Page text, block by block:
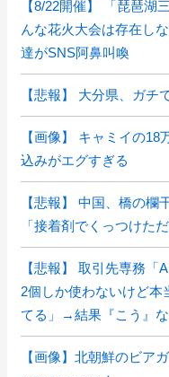
【8/22開催】 「琵琶湖
んな花火大会は存在し
達がSNS阿鼻叫喚
【悲報】 大分県、ガチ
【画像】 キャミイの
込みがエグすぎる
【悲報】 中国、橋の欄
「接着剤でくっつけた
【悲報】 取引先専務「
2個しか使わないけど本
てる」→結果『こう』
【画像】北朝鮮のビア